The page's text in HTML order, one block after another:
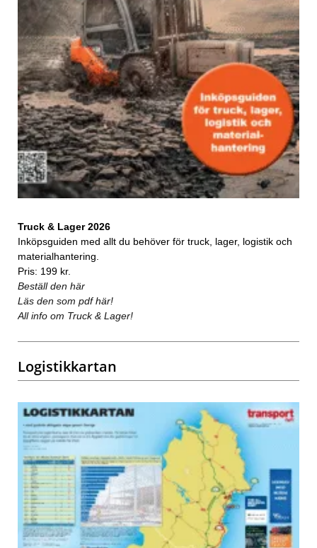
Truck & Lager 2026
Inköpsguiden med allt du behöver för truck, lager, logistik och
materialhantering.
Pris: 199 kr.
Beställ den här
Läs den som pdf här!
All info om Truck & Lager!
Logistikkartan